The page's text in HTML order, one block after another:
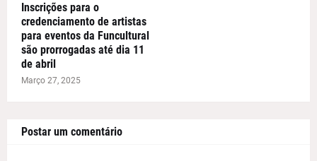
Inscrições para o
credenciamento de artistas
para eventos da Funcultural
são prorrogadas até dia 11
de abril
Março 27, 2025
Postar um comentário